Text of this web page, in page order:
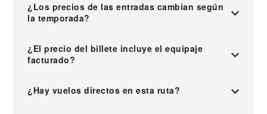
¿Los precios de las entradas cambian según
la temporada?
¿El precio del billete incluye el equipaje
facturado?
¿Hay vuelos directos en esta ruta?